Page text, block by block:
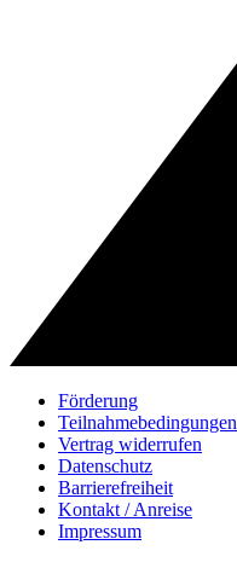
Förderung
Teilnahmebedingungen
Vertrag widerrufen
Datenschutz
Barrierefreiheit
Kontakt / Anreise
Impressum